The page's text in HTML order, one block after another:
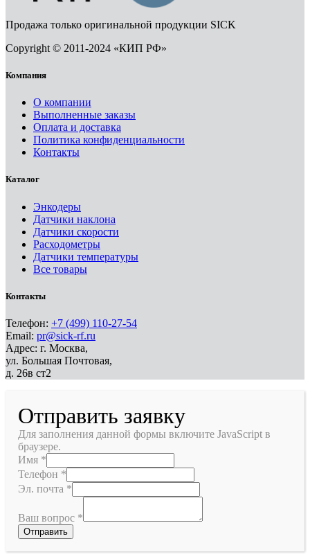
Продажа только оригинальной продукции SICK
Copyright © 2011-2024 «КИП РФ»
Компания
О компании
Выполненные заказы
Оплата и доставка
Политика конфиденциальности
Контакты
Каталог
Энкодеры
Датчики наклона
Датчики скорости
Расходометры
Датчики температуры
Все товары
Контакты
Телефон: +7 (499) 110-27-54
Email: pr@sick-rf.ru
Адрес: г. Москва,
ул. Большая Почтовая,
д. 26в ст2
Отправить заявку
Для заполнения данной формы включите JavaScript в
браузере.
Имя *
Телефон *
Эл. почта *
Ваш вопрос *
Отправить